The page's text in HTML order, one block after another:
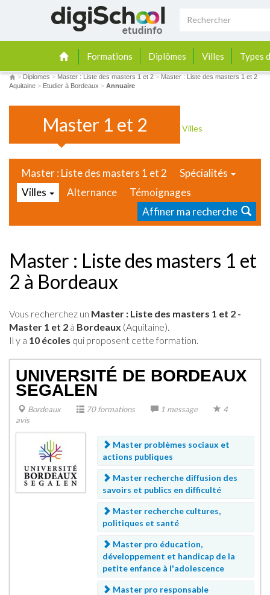
Formations Diplômes Villes Types
> Diplomes > Master : Liste des masters 1 et 2 > Master : Liste des masters 1 et 2
Aquitaine > Etudier à Bordeaux > Annuaire
Master 1 et 2 Villes
Master : Liste des masters 1 et 2
Spécialités
Villes
Alternance
Témoignages
Affiner ma recherche
Master : Liste des masters 1 et
2 à Bordeaux
Vous recherchez un Master : Liste des masters 1 et 2 -
Master 1 et 2 à Bordeaux (Aquitaine).
Il y a 10 écoles qui proposent cette formation.
UNIVERSITÉ DE BORDEAUX
SEGALEN
Bordeaux 70 formations 1 message
4
avis
Master problèmes sociaux et
actions publiques
Master recherche diffusion des
savoirs et publics en difficulté
Master recherche cultures,
politiques et santé
Master pro éducation,
développement et handicap de la
petite enfance à l'adolescence
Master pro responsable